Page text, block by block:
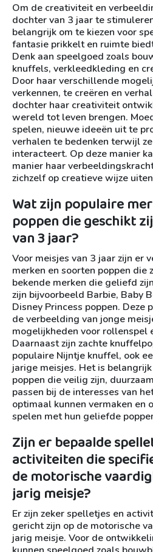
Om de creativiteit en
dochter van 3 jaar te
belangrijk om te kiezen voor
fantasie prikkelt en ruimte
Denk aan speelgoed zoals
knuffels, verkleedkleding en
Door haar verschillende
verkennen, te creëren en
dochter haar creativiteit
wereld tot leven brengen.
spelen, nieuwe ideeën uit te
verhalen te bedenken terwijl
interacteert. Op deze manier
manier haar
zichzelf op creatieve wijze
Wat zijn populaire
poppen die geschikt
van 3 jaar?
Voor meisjes van 3 jaar zijn er
merken en soorten poppen die
bekende merken die geliefd
zijn bijvoorbeeld Barbie, Baby
Disney Princess poppen. Deze
de verbeelding van jonge
mogelijkheden voor rollenspel
Daarnaast zijn zachte
populaire Nijntje knuffel, ook
jarige meisjes. Het is
poppen die veilig zijn,
passen bij de interesses van
optimaal kunnen vermaken en
spelen met hun geliefde
Zijn er bepaalde
activiteiten die
de motorische
jarig meisje?
Er zijn zeker spelletjes en
gericht zijn op de motorische
jarig meisje. Voor de